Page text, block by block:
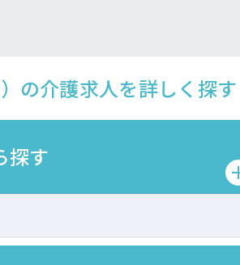
の介護求人を詳しく探す
探す